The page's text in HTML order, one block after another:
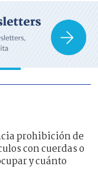
prohibición de
con cuerdas o
y cuánto